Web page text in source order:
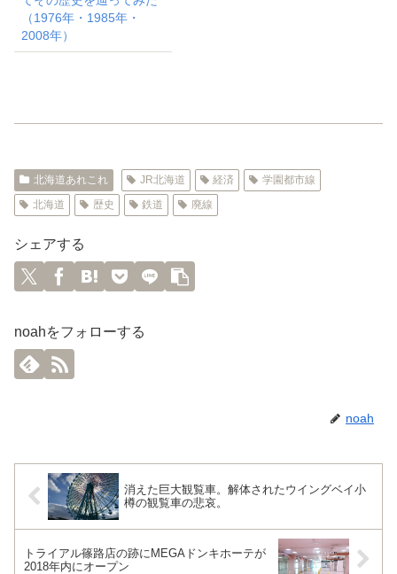
（1976年・1985年・
2008年）
北海道あれこれ JR北海道 経済
学園都市線
北海道
歴史 鉄道 廃線
シェアする
noahをフォローする
noah
消えた巨大観覧車。解体されたウイングベイ小
樽の観覧車の悲哀。
トライアル篠路店の跡にMEGAドンキホーテが
2018年内にオープン